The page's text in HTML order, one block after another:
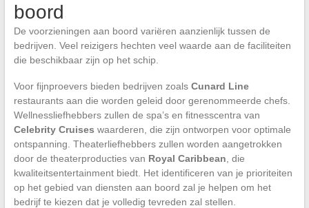
boord
De voorzieningen aan boord variëren aanzienlijk tussen de
bedrijven. Veel reizigers hechten veel waarde aan de faciliteiten
die beschikbaar zijn op het schip.
Voor fijnproevers bieden bedrijven zoals Cunard Line
restaurants aan die worden geleid door gerenommeerde chefs.
Wellnessliefhebbers zullen de spa’s en fitnesscentra van
Celebrity Cruises waarderen, die zijn ontworpen voor optimale
ontspanning. Theaterliefhebbers zullen worden aangetrokken
door de theaterproducties van Royal Caribbean , die
kwaliteitsentertainment biedt. Het identificeren van je prioriteiten
op het gebied van diensten aan boord zal je helpen om het
bedrijf te kiezen dat je volledig tevreden zal stellen.